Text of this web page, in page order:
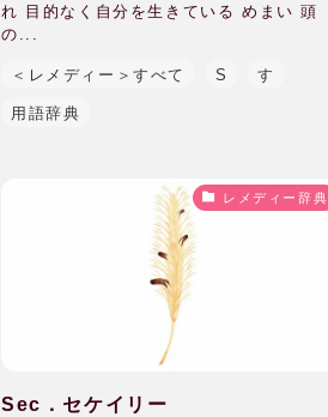
れ 目的なく自分を生きている めまい 頭
の...
＜レメディー＞すべて S す
用語辞典
レメディー辞典
Sec．セケイリー